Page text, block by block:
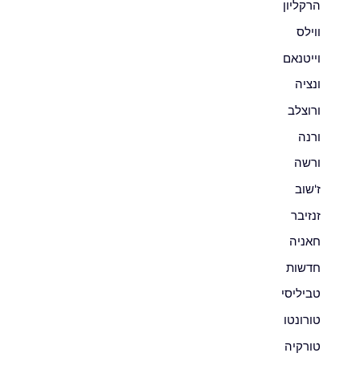
הרקליון
ווילס
וייטנאם
ונציה
ורוצלב
ורנה
ורשה
ז'שוב
זנזיבר
חאניה
חדשות
טביליסי
טורונטו
טורקיה